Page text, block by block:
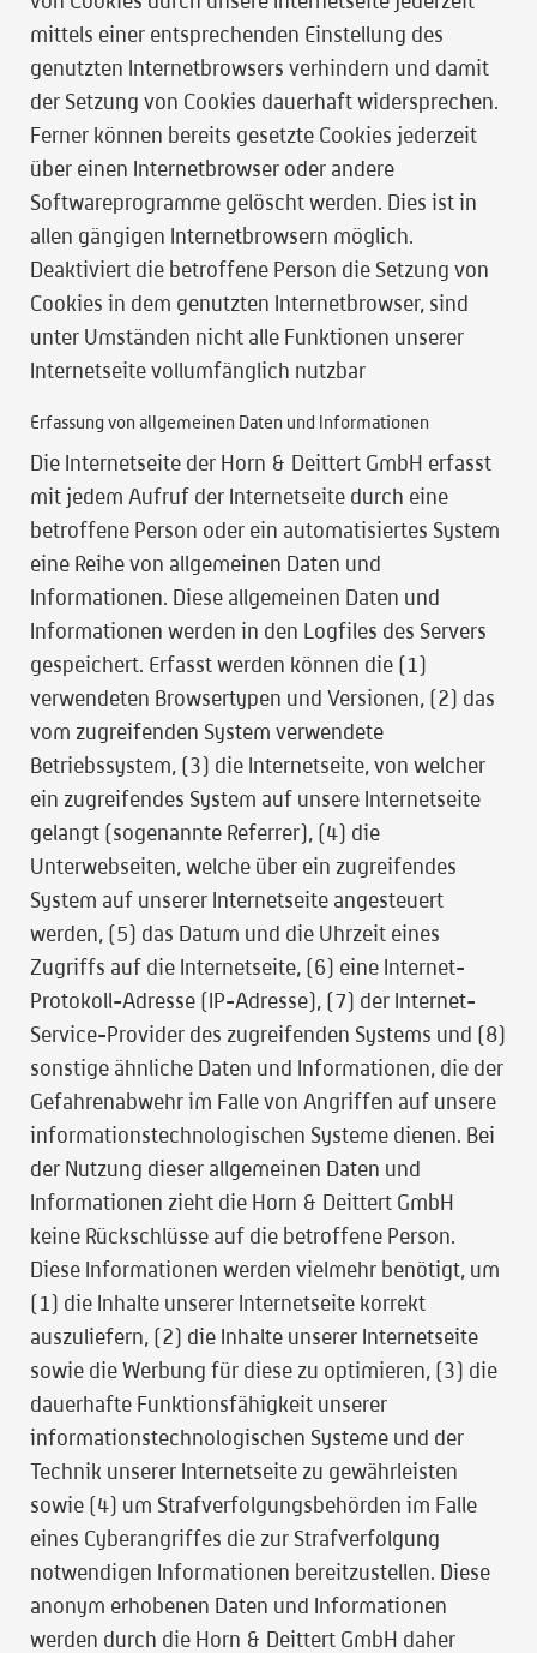
mittels einer entsprechenden Einstellung des
genutzten Internetbrowsers verhindern und damit
der Setzung von Cookies dauerhaft widersprechen.
Ferner können bereits gesetzte Cookies jederzeit
über einen Internetbrowser oder andere
Softwareprogramme gelöscht werden. Dies ist in
allen gängigen Internetbrowsern möglich.
Deaktiviert die betroffene Person die Setzung von
Cookies in dem genutzten Internetbrowser, sind
unter Umständen nicht alle Funktionen unserer
Internetseite vollumfänglich nutzbar
Erfassung von allgemeinen Daten und Informationen
Die Internetseite der Horn & Deittert GmbH erfasst
mit jedem Aufruf der Internetseite durch eine
betroffene Person oder ein automatisiertes System
eine Reihe von allgemeinen Daten und
Informationen. Diese allgemeinen Daten und
Informationen werden in den Logfiles des Servers
gespeichert. Erfasst werden können die (1)
verwendeten Browsertypen und Versionen, (2) das
vom zugreifenden System verwendete
Betriebssystem, (3) die Internetseite, von welcher
ein zugreifendes System auf unsere Internetseite
gelangt (sogenannte Referrer), (4) die
Unterwebseiten, welche über ein zugreifendes
System auf unserer Internetseite angesteuert
werden, (5) das Datum und die Uhrzeit eines
Zugriffs auf die Internetseite, (6) eine Internet-
Protokoll-Adresse (IP-Adresse), (7) der Internet-
Service-Provider des zugreifenden Systems und (8)
sonstige ähnliche Daten und Informationen, die der
Gefahrenabwehr im Falle von Angriffen auf unsere
informationstechnologischen Systeme dienen. Bei
der Nutzung dieser allgemeinen Daten und
Informationen zieht die Horn & Deittert GmbH
keine Rückschlüsse auf die betroffene Person.
Diese Informationen werden vielmehr benötigt, um
(1) die Inhalte unserer Internetseite korrekt
auszuliefern, (2) die Inhalte unserer Internetseite
sowie die Werbung für diese zu optimieren, (3) die
dauerhafte Funktionsfähigkeit unserer
informationstechnologischen Systeme und der
Technik unserer Internetseite zu gewährleisten
sowie (4) um Strafverfolgungsbehörden im Falle
eines Cyberangriffes die zur Strafverfolgung
notwendigen Informationen bereitzustellen. Diese
anonym erhobenen Daten und Informationen
werden durch die Horn & Deittert GmbH daher